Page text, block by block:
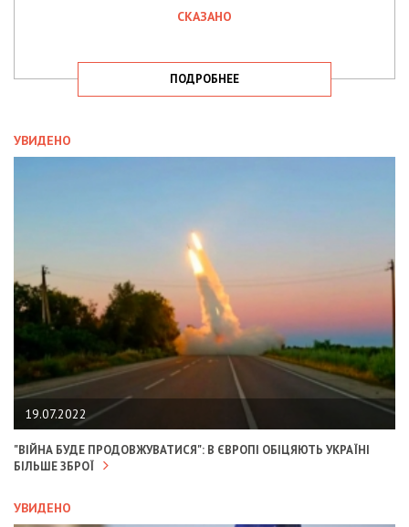
СКАЗАНО
ПОДРОБНЕЕ
УВИДЕНО
19.07.2022
"ВІЙНА БУДЕ ПРОДОВЖУВАТИСЯ": В ЄВРОПІ ОБІЦЯЮТЬ УКРАЇНІ
БІЛЬШЕ ЗБРОЇ
УВИДЕНО